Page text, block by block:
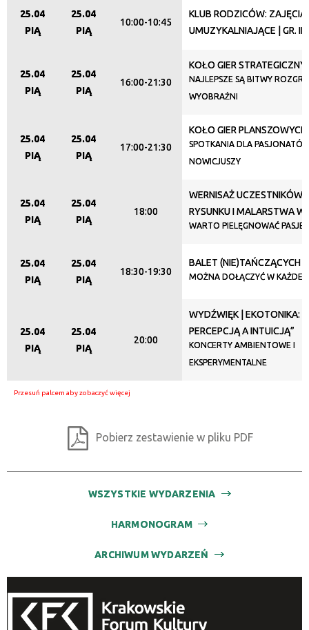
Promowane
25.04
PIĄ
25.04
PIĄ
10:00-10:45
KLUB RODZICÓW: ZAJĘCIA
UMUZYKALNIAJĄCE | GR. II
25.04
PIĄ
25.04
PIĄ
16:00-21:30
KOŁO GIER
NAJLEPSZE SĄ BITWY
WYOBRAŹNI
25.04
PIĄ
25.04
PIĄ
17:00-21:30
KOŁO GIER PLANSZOWYCH
SPOTKANIA DLA
NOWICJUSZY
25.04
PIĄ
25.04
PIĄ
18:00
WERNISAŻ UCZESTNIKÓW
RYSUNKU I MALARSTWA W
WARTO PIELĘGNOWAĆ PASJE
25.04
PIĄ
25.04
PIĄ
18:30-19:30
BALET (NIE)TAŃCZĄCYCH
MOŻNA DOŁĄCZYĆ W KAŻDEJ
25.04
PIĄ
25.04
PIĄ
20:00
WYDŹWIĘK | EKOTONIKA:
PERCEPCJĄ A INTUICJĄ”
KONCERTY AMBIENTOWE I
EKSPERYMENTALNE
Pobierz zestawienie w pliku PDF
WSZYSTKIE WYDARZENIA
HARMONOGRAM
ARCHIWUM WYDARZEŃ